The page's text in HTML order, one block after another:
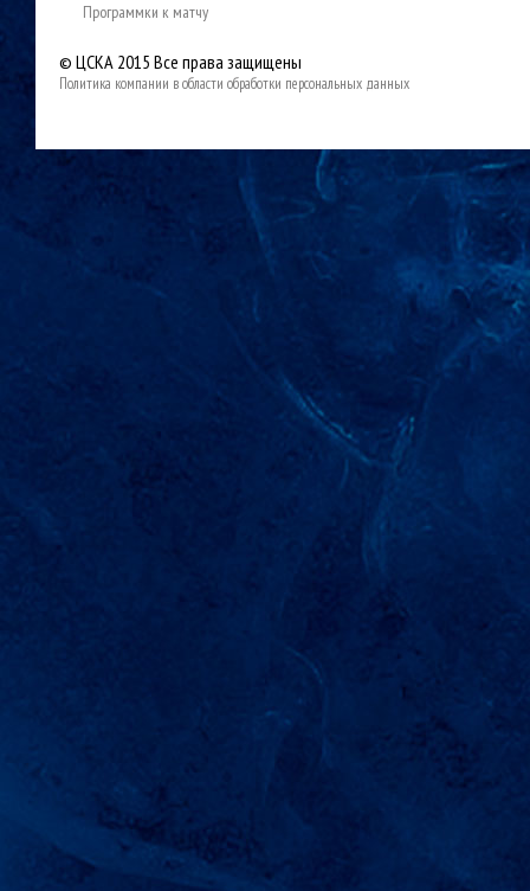
Программки к матчу
© ЦСКА 2015 Все права защищены
Политика компании в области обработки персональных данных